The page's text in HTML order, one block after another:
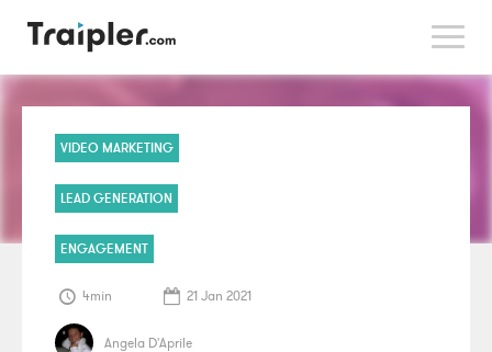
>
VIDEO MARKETING
LEAD GENERATION
ENGAGEMENT
4min 21 Jan 2021
Angela D'Aprile